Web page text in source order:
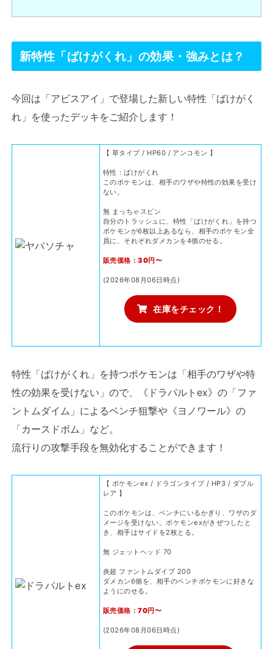
新特性「ばけがくれ」の効果・強みとは？
今回は「アビスアイ」で登場した新しい特性「ばけがく
れ」を使ったデッキをご紹介します！
【 草タイプ / HP60 / アンコモン 】
特性：ばけがくれ
このポケモンは、相手のワザや特性の効果を受け
ない。
無 まっちゃスピン
自分のトラッシュに、特性「ばけがくれ」を持つ
ポケモンが6枚以上あるなら、相手のポケモン全
員に、それぞれダメカンを4個のせる。
販売価格：30円〜
(2026年08月06日時点)
在庫をチェック！
特性「ばけがくれ」を持つポケモンは「相手のワザや特
性の効果を受けない」ので、《ドラパルトex》の「ファ
ントムダイム」によるベンチ狙撃や《ヨノワール》の
「カースドボム」など。
流行りの攻撃手段を無効化することができます！
【 ポケモンex / ドラゴンタイプ / HP3 / ダブル
レア 】
このポケモンは、ベンチにいるかぎり、ワザのダ
メージを受けない。ポケモンexがきぜつしたと
き、相手はサイドを2枚とる。
無 ジェットヘッド 70
炎超 ファントムダイブ 200
ダメカン6個を、相手のベンチポケモンに好きな
ようにのせる。
販売価格：70円〜
(2026年08月06日時点)